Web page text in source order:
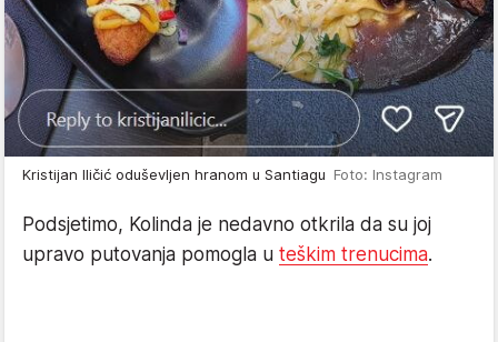
Kristijan Iličić oduševljen hranom u Santiagu Foto: Instagram
Podsjetimo, Kolinda je nedavno otkrila da su joj
upravo putovanja pomogla u teškim trenucima.